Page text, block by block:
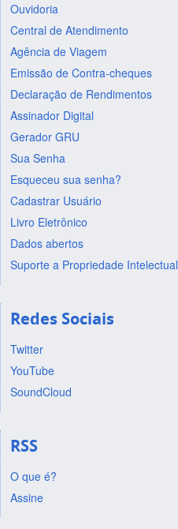
Ouvidoria
Central de Atendimento
Agência de Viagem
Emissão de Contra-cheques
Declaração de Rendimentos
Assinador Digital
Gerador GRU
Sua Senha
Esqueceu sua senha?
Cadastrar Usuário
Livro Eletrônico
Dados abertos
Suporte a Propriedade Intelectual
Redes Sociais
Twitter
YouTube
SoundCloud
RSS
O que é?
Assine